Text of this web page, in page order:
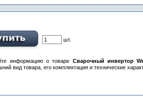
шт.
информацию о товаре Сварочный инвертор
вид товара, его комплектация и технические